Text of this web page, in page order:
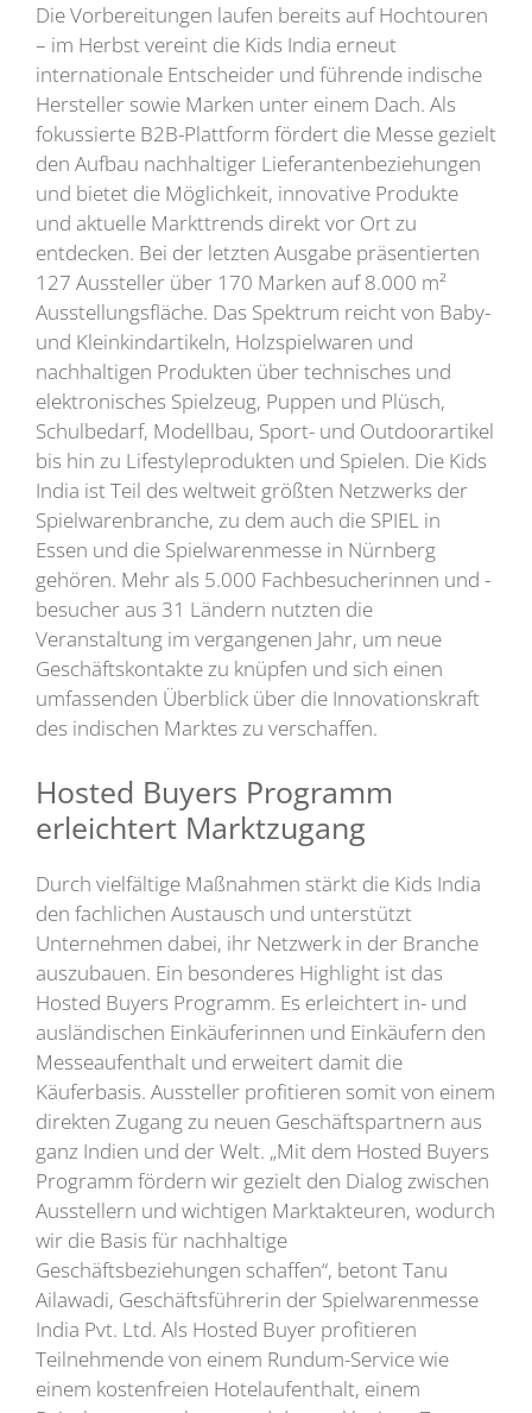
Die Vorbereitungen laufen bereits auf Hochtouren
– im Herbst vereint die Kids India erneut
internationale Entscheider und führende indische
Hersteller sowie Marken unter einem Dach. Als
fokussierte B2B-Plattform fördert die Messe gezielt
den Aufbau nachhaltiger Lieferantenbeziehungen
und bietet die Möglichkeit, innovative Produkte
und aktuelle Markttrends direkt vor Ort zu
entdecken. Bei der letzten Ausgabe präsentierten
127 Aussteller über 170 Marken auf 8.000 m²
Ausstellungsfläche. Das Spektrum reicht von Baby-
und Kleinkindartikeln, Holzspielwaren und
nachhaltigen Produkten über technisches und
elektronisches Spielzeug, Puppen und Plüsch,
Schulbedarf, Modellbau, Sport- und Outdoorartikel
bis hin zu Lifestyleprodukten und Spielen. Die Kids
India ist Teil des weltweit größten Netzwerks der
Spielwarenbranche, zu dem auch die SPIEL in
Essen und die Spielwarenmesse in Nürnberg
gehören. Mehr als 5.000 Fachbesucherinnen und -
besucher aus 31 Ländern nutzten die
Veranstaltung im vergangenen Jahr, um neue
Geschäftskontakte zu knüpfen und sich einen
umfassenden Überblick über die Innovationskraft
des indischen Marktes zu verschaffen.
Hosted Buyers Programm
erleichtert Marktzugang
Durch vielfältige Maßnahmen stärkt die Kids India
den fachlichen Austausch und unterstützt
Unternehmen dabei, ihr Netzwerk in der Branche
auszubauen. Ein besonderes Highlight ist das
Hosted Buyers Programm. Es erleichtert in- und
ausländischen Einkäuferinnen und Einkäufern den
Messeaufenthalt und erweitert damit die
Käuferbasis. Aussteller profitieren somit von einem
direkten Zugang zu neuen Geschäftspartnern aus
ganz Indien und der Welt. „Mit dem Hosted Buyers
Programm fördern wir gezielt den Dialog zwischen
Ausstellern und wichtigen Marktakteuren, wodurch
wir die Basis für nachhaltige
Geschäftsbeziehungen schaffen“, betont Tanu
Ailawadi, Geschäftsführerin der Spielwarenmesse
India Pvt. Ltd. Als Hosted Buyer profitieren
Teilnehmende von einem Rundum-Service wie
einem kostenfreien Hotelaufenthalt, einem